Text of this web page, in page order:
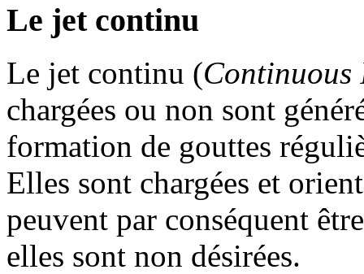
Le jet continu
Le jet continu (Continuous
chargées ou non sont
formation de gouttes
Elles sont chargées et
peuvent par conséquent
elles sont non désirées.